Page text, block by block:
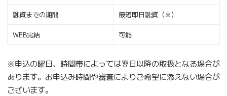
融資までの期間 最短即日融資（※）
WEB完結 可能
※申込の曜日、時間帯によっては翌日以降の取扱となる場合が
あります。お申込み時間や審査によりご希望に添えない場合が
ございます。